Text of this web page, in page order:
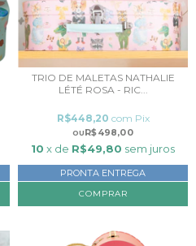
TRIO DE MALETAS NATHALIE
LÉTÉ ROSA - RIC...
R$498,00
R$448,20 com Pix
10 x de R$49,80 sem juros
PRONTA ENTREGA